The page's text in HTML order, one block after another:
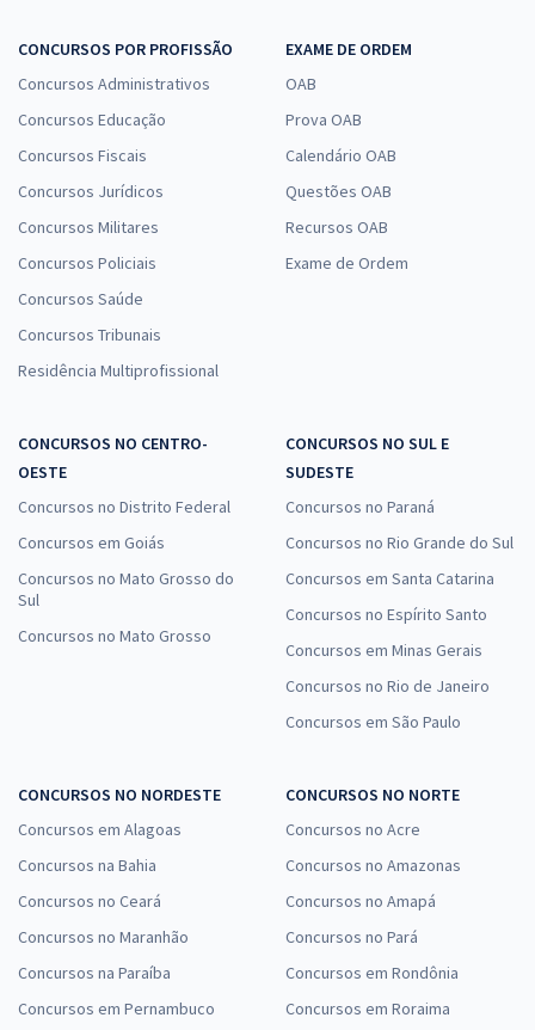
CONCURSOS POR PROFISSÃO
Concursos Administrativos
Concursos Educação
Concursos Fiscais
Concursos Jurídicos
Concursos Militares
Concursos Policiais
Concursos Saúde
Concursos Tribunais
Residência Multiprofissional
EXAME DE ORDEM
OAB
Prova OAB
Calendário OAB
Questões OAB
Recursos OAB
Exame de Ordem
CONCURSOS NO CENTRO-
OESTE
Concursos no Distrito Federal
Concursos em Goiás
Concursos no Mato Grosso do
Sul
Concursos no Mato Grosso
CONCURSOS NO SUL E
SUDESTE
Concursos no Paraná
Concursos no Rio Grande do Sul
Concursos em Santa Catarina
Concursos no Espírito Santo
Concursos em Minas Gerais
Concursos no Rio de Janeiro
Concursos em São Paulo
CONCURSOS NO NORDESTE
Concursos em Alagoas
Concursos na Bahia
Concursos no Ceará
Concursos no Maranhão
Concursos na Paraíba
Concursos em Pernambuco
CONCURSOS NO NORTE
Concursos no Acre
Concursos no Amazonas
Concursos no Amapá
Concursos no Pará
Concursos em Rondônia
Concursos em Roraima